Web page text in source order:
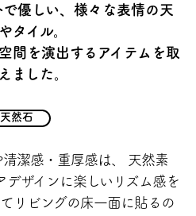
優しい、様々な表情の天
タイル。
間を演出するアイテムを取
ました。
天然石
潔感・重厚感は、
天然素
デザインに楽しいリズム感を
リビングの床一面に貼るの